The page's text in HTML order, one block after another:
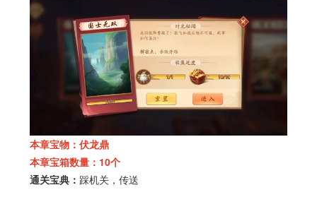
本章宝物：伏龙鼎
本章宝箱数量：10个
通关宝典： 踩机关，传送